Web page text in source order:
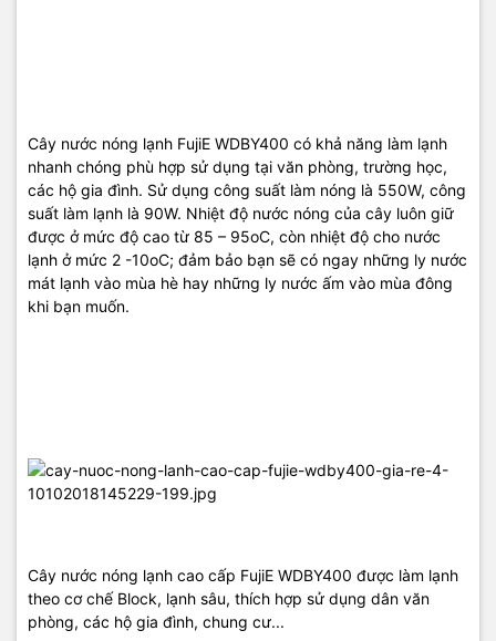
Cây nước nóng lạnh FujiE WDBY400 có khả năng làm lạnh
nhanh chóng phù hợp sử dụng tại văn phòng, trường học,
các hộ gia đình. Sử dụng công suất làm nóng là 550W, công
suất làm lạnh là 90W. Nhiệt độ nước nóng của cây luôn giữ
được ở mức độ cao từ 85 – 95oC, còn nhiệt độ cho nước
lạnh ở mức 2 -10oC; đảm bảo bạn sẽ có ngay những ly nước
mát lạnh vào mùa hè hay những ly nước ấm vào mùa đông
khi bạn muốn.
Cây nước nóng lạnh cao cấp FujiE WDBY400 được làm lạnh
theo cơ chế Block, lạnh sâu, thích hợp sử dụng dân văn
phòng, các hộ gia đình, chung cư...
làm nóng – làm lạnh nước giúp bạn tiết kiệm được điện.
Công nghệ làm lạnh bằng động cơ block và môi chất R134a than
thiện với môi trường dựa trên nguyên ly làm lạnh của tủ lạnh với độ
bền cao.
– Làm nóng làm lạnh nhanh chóng,
– Sản phẩm có khóa an toàn giúp đảm bảo cho những gia đình có